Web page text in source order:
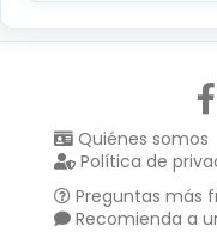
Quiénes somos
Política de
Preguntas más
Recomienda a